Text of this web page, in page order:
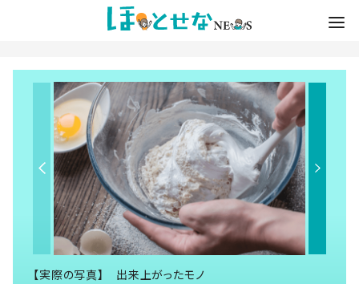
【実際の写真】 出来上がったモノ